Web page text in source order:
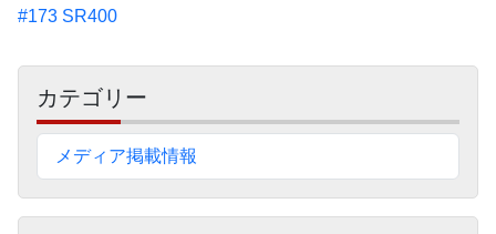
#173 SR400
サ
イ
ド
ー
カテゴリー
メディア掲載情報